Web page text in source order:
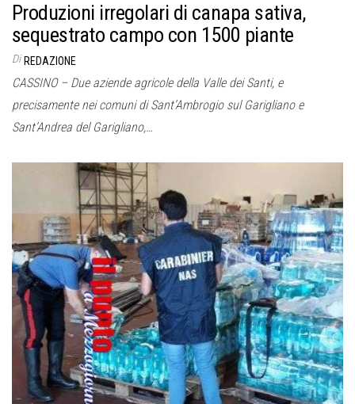
Produzioni irregolari di canapa sativa,
sequestrato campo con 1500 piante
Di REDAZIONE
CASSINO – Due aziende agricole della Valle dei Santi, e
precisamente nei comuni di Sant’Ambrogio sul Garigliano e
Sant’Andrea del Garigliano,…